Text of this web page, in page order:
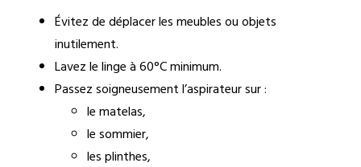
Évitez de déplacer les meubles ou objets
inutilement.
Lavez le linge à 60°C minimum.
Passez soigneusement l’aspirateur sur :
le matelas,
le sommier,
les plinthes,